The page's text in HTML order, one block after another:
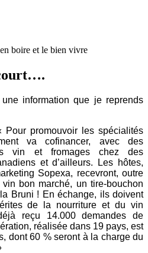
boire et le bien vivre
information que je reprends
Pour promouvoir les spécialités
va cofinancer, avec des
vin et fromages chez des
et d’ailleurs. Les hôtes,
Sopexa, recevront, outre
bon marché, un tire-bouchon
Bruni ! En échange, ils doivent
de la nourriture et du vin
reçu 14.000 demandes de
réalisée dans 19 pays, est
dont 60 % seront à la charge du